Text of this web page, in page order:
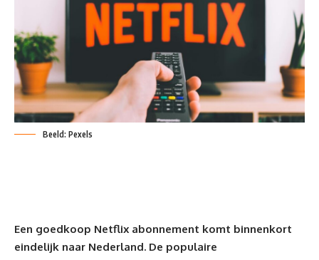
Beeld: Pexels
Een goedkoop Netflix abonnement komt binnenkort
eindelijk naar Nederland. De populaire